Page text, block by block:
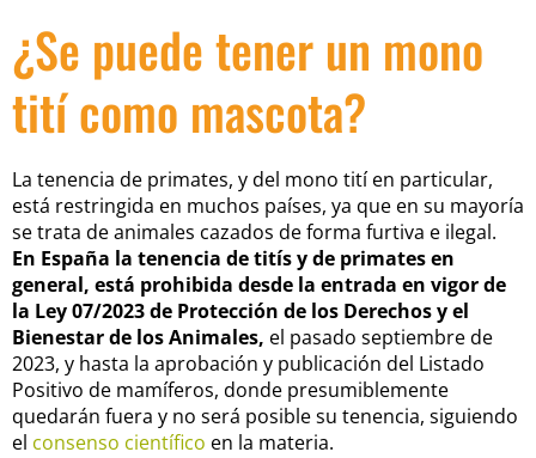
¿Se puede tener un mono
tití como mascota?
La tenencia de primates, y del mono tití en particular,
está restringida en muchos países, ya que en su mayoría
se trata de animales cazados de forma furtiva e ilegal.
En España la tenencia de titís y de primates en
general, está prohibida desde la entrada en vigor de
la Ley 07/2023 de Protección de los Derechos y el
Bienestar de los Animales, el pasado septiembre de
2023, y hasta la aprobación y publicación del Listado
Positivo de mamíferos, donde presumiblemente
quedarán fuera y no será posible su tenencia, siguiendo
el consenso científico en la materia.